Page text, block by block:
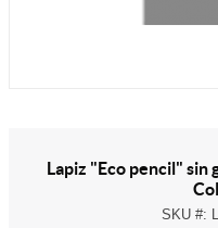
Lapiz "Eco pencil" sin
SKU #: